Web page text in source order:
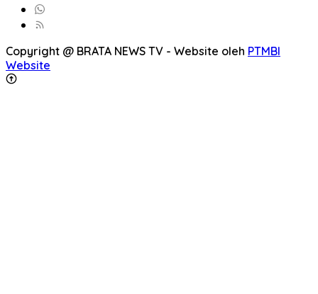
Copyright @ BRATA NEWS TV - Website oleh PTMBI
Website